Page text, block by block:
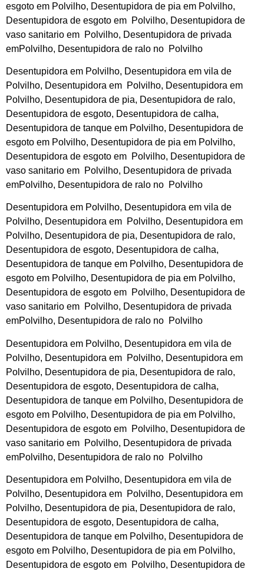
esgoto em Polvilho, Desentupidora de pia em Polvilho,
Desentupidora de esgoto em Polvilho, Desentupidora de
vaso sanitario em Polvilho, Desentupidora de privada
emPolvilho, Desentupidora de ralo no Polvilho
Desentupidora em Polvilho, Desentupidora em vila de
Polvilho, Desentupidora em Polvilho, Desentupidora em
Polvilho, Desentupidora de pia, Desentupidora de ralo,
Desentupidora de esgoto, Desentupidora de calha,
Desentupidora de tanque em Polvilho, Desentupidora de
esgoto em Polvilho, Desentupidora de pia em Polvilho,
Desentupidora de esgoto em Polvilho, Desentupidora de
vaso sanitario em Polvilho, Desentupidora de privada
emPolvilho, Desentupidora de ralo no Polvilho
Desentupidora em Polvilho, Desentupidora em vila de
Polvilho, Desentupidora em Polvilho, Desentupidora em
Polvilho, Desentupidora de pia, Desentupidora de ralo,
Desentupidora de esgoto, Desentupidora de calha,
Desentupidora de tanque em Polvilho, Desentupidora de
esgoto em Polvilho, Desentupidora de pia em Polvilho,
Desentupidora de esgoto em Polvilho, Desentupidora de
vaso sanitario em Polvilho, Desentupidora de privada
emPolvilho, Desentupidora de ralo no Polvilho
Desentupidora em Polvilho, Desentupidora em vila de
Polvilho, Desentupidora em Polvilho, Desentupidora em
Polvilho, Desentupidora de pia, Desentupidora de ralo,
Desentupidora de esgoto, Desentupidora de calha,
Desentupidora de tanque em Polvilho, Desentupidora de
esgoto em Polvilho, Desentupidora de pia em Polvilho,
Desentupidora de esgoto em Polvilho, Desentupidora de
vaso sanitario em Polvilho, Desentupidora de privada
emPolvilho, Desentupidora de ralo no Polvilho
Desentupidora em Polvilho, Desentupidora em vila de
Polvilho, Desentupidora em Polvilho, Desentupidora em
Polvilho, Desentupidora de pia, Desentupidora de ralo,
Desentupidora de esgoto, Desentupidora de calha,
Desentupidora de tanque em Polvilho, Desentupidora de
esgoto em Polvilho, Desentupidora de pia em Polvilho,
Desentupidora de esgoto em Polvilho, Desentupidora de